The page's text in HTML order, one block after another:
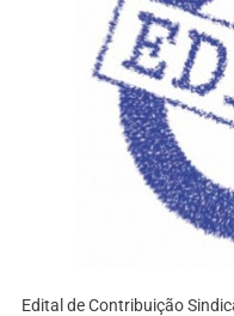
Edital de Contribuição